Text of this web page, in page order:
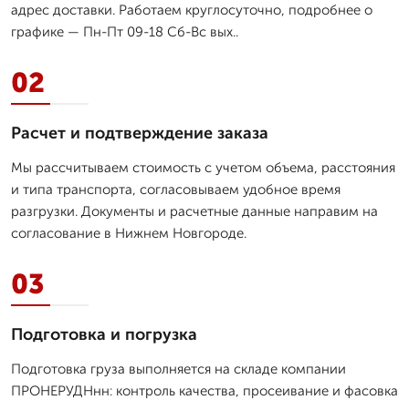
адрес доставки. Работаем круглосуточно, подробнее о
графике — Пн-Пт 09-18 Сб-Вс вых..
02
Расчет и подтверждение заказа
Мы рассчитываем стоимость с учетом объема, расстояния
и типа транспорта, согласовываем удобное время
разгрузки. Документы и расчетные данные направим на
согласование в Нижнем Новгороде.
03
Подготовка и погрузка
Подготовка груза выполняется на складе компании
ПРОНЕРУДНнн: контроль качества, просеивание и фасовка